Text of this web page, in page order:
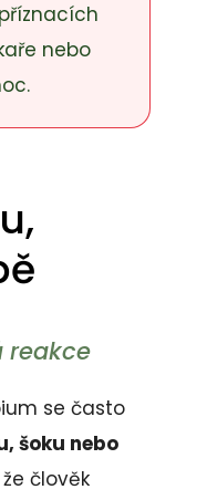
nebo
reakce
se často
šoku nebo
člověk